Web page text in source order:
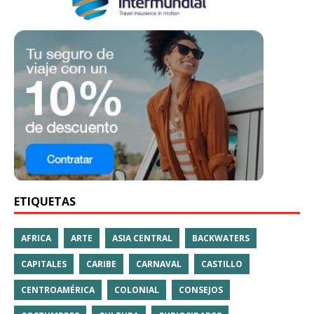
ETIQUETAS
AFRICA ARTE ASIA CENTRAL BACKWATERS
CAPITALES CARIBE CARNAVAL CASTILLO
CENTROAMÉRICA COLONIAL CONSEJOS